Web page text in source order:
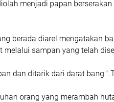
menjadi papan berserakan
berada diarel mengatakan
melalui sampan yang telah
dan ditarik dari darat bang
orang yang merambah